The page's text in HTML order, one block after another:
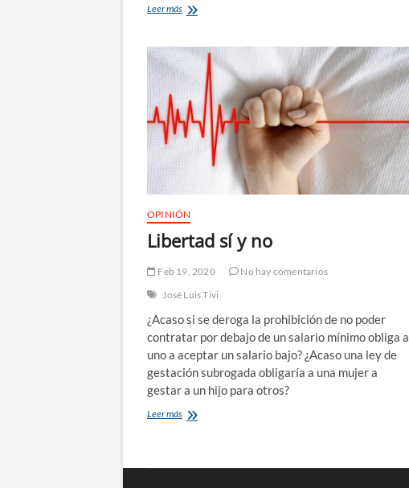
Leer másConfíe
expertos
OPINIÓN
Libertad sí y no
Feb 19, 2020
No hay comentarios
José Luis Tivi
¿Acaso si se deroga la prohibición de no poder
contratar por debajo de un salario mínimo obliga a
uno a aceptar un salario bajo? ¿Acaso una ley de
gestación subrogada obligaría a una mujer a
gestar a un hijo para otros?
Leer másLibertad